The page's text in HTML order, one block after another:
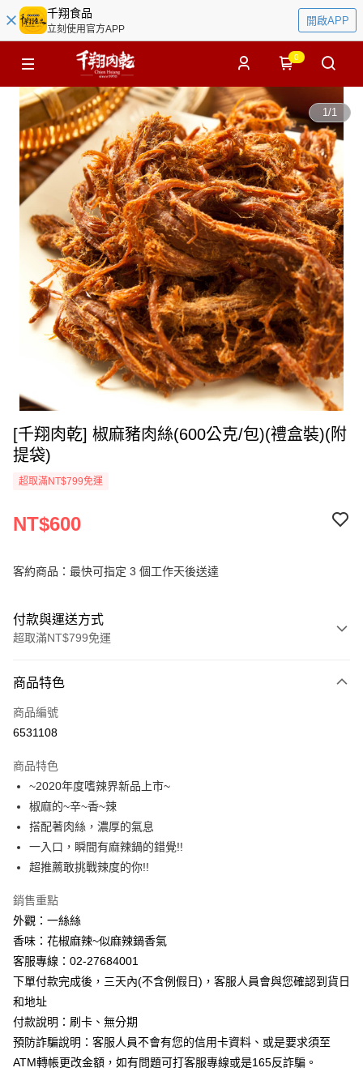
千翔食品
立刻使用官方APP
開啟APP
0
1/1
[千翔肉乾] 椒麻豬肉絲(600公克/包)(禮盒裝)(附
提袋)
超取滿NT$799免運
NT$600
客約商品：最快可指定 3 個工作天後送達
付款與運送方式
超取滿NT$799免運
信用卡一次付款
超商取貨付款
Google Pay
ATM付款
運送方式
出貨⭐
每筆NT$80，滿NT$799(含以上)免運費
【無法指定出貨日及到貨日】付款後全家取貨⭐依訂購順序安
排出貨⭐
【無法指定出貨日及到貨日】7-11取貨付款⭐依訂購順序安排
出貨⭐
每筆NT$80，滿NT$799(含以上)免運費
商品特色
商品編號
6531108
商品特色
~2020年度嗜辣界新品上市~
椒麻的~辛~香~辣
搭配著肉絲，濃厚的氣息
一入口，瞬間有麻辣鍋的錯覺!!
超推薦敢挑戰辣度的你!!
銷售重點
外觀：一絲絲
香味：花椒麻辣~似麻辣鍋香氣
客服專線：02-27684001
下單付款完成後，三天內(不含例假日)，客服人員會與您確認到貨日
和地址
付款說明：刷卡、無分期
預防詐騙說明：客服人員不會有您的信用卡資料、或是要求須至
ATM轉帳更改金額，如有問題可打客服專線或是165反詐騙。